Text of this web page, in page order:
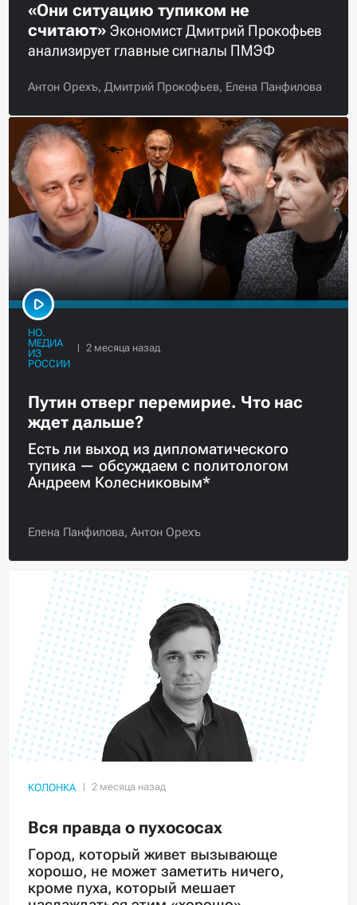
«Они ситуацию тупиком не
считают» Экономист Дмитрий Прокофьев
анализирует главные сигналы ПМЭФ
Антон Орехъ, Дмитрий Прокофьев, Елена Панфилова
НО.
МЕДИА
ИЗ
РОССИИ
Путин отверг перемирие. Что нас
ждет дальше?
Есть ли выход из дипломатического
тупика — обсуждаем с политологом
Андреем Колесниковым*
Елена Панфилова, Антон Орехъ
КОЛОНКА
Вся правда о пухососах
Город, который живет вызывающе
хорошо, не может заметить ничего,
кроме пуха, который мешает